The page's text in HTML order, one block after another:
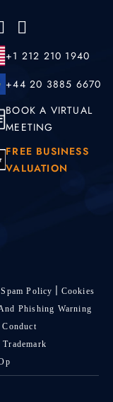
+1 212 210 1940
+44 20 3885 6670
BOOK A VIRTUAL
MEETING
FREE BUSINESS
VALUATION
Spam Policy
Cookies
Phishing Warning
Trademark